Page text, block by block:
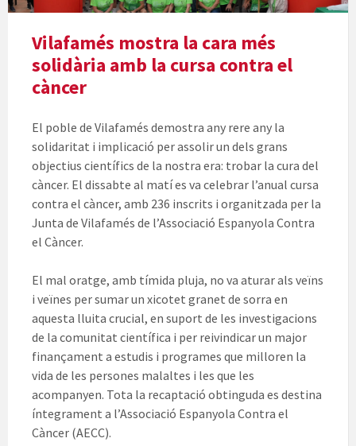
Vilafamés mostra la cara més
solidària amb la cursa contra el
càncer
El poble de Vilafamés demostra any rere any la
solidaritat i implicació per assolir un dels grans
objectius científics de la nostra era: trobar la cura del
càncer. El dissabte al matí es va celebrar l’anual cursa
contra el càncer, amb 236 inscrits i organitzada per la
Junta de Vilafamés de l’Associació Espanyola Contra
el Càncer.
El mal oratge, amb tímida pluja, no va aturar als veïns
i veïnes per sumar un xicotet granet de sorra en
aquesta lluita crucial, en suport de les investigacions
de la comunitat científica i per reivindicar un major
finançament a estudis i programes que milloren la
vida de les persones malaltes i les que les
acompanyen. Tota la recaptació obtinguda es destina
íntegrament a l’Associació Espanyola Contra el
Càncer (AECC).